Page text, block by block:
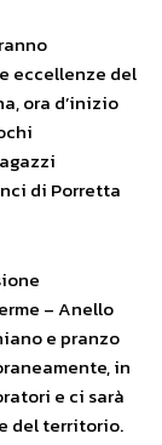
eccellenze del
ora d’inizio
di Porretta
– Anello
e pranzo
in
e ci sarà
del territorio.